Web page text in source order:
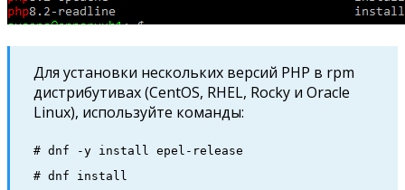
Для установки нескольких версий PHP в rpm
дистрибутивах (CentOS, RHEL, Rocky и Oracle
Linux), используйте команды:
# dnf -y install epel-release
# dnf install